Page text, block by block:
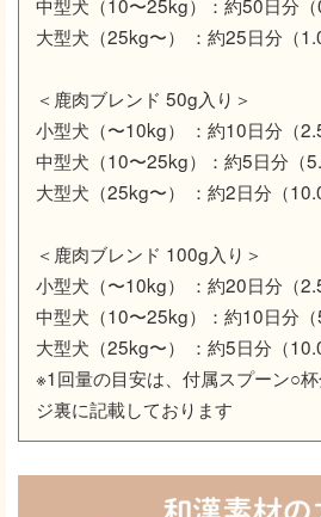
大型犬（25kg〜） ：約25日分（
＜鹿肉ブレンド 50g入り＞
小型犬（〜10kg） ：約10日分（
中型犬（10〜25kg）：約5日分（
大型犬（25kg〜） ：約2日分（
＜鹿肉ブレンド 100g入り＞
小型犬（〜10kg） ：約20日分（
中型犬（10〜25kg）：約10日分（
大型犬（25kg〜） ：約5日分（
※1回量の目安は、付属スプーン○
ジ裏に記載しております